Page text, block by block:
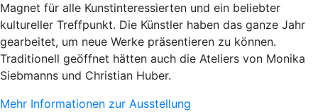
Magnet für alle Kunstinteressierten und ein beliebter
kultureller Treffpunkt. Die Künstler haben das ganze Jahr
gearbeitet, um neue Werke präsentieren zu können.
Traditionell geöffnet hätten auch die Ateliers von Monika
Siebmanns und Christian Huber.
Mehr Informationen zur Ausstellung